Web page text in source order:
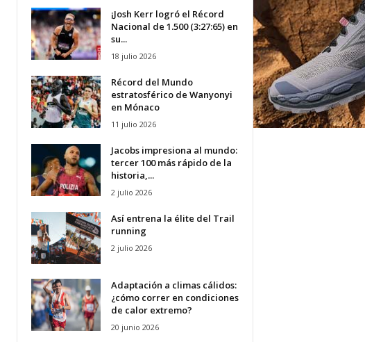
¡Josh Kerr logró el Récord
Nacional de 1.500 (3:27:65) en
su...
18 julio 2026
Récord del Mundo
estratosférico de Wanyonyi
en Mónaco
11 julio 2026
Jacobs impresiona al mundo:
tercer 100 más rápido de la
historia,...
2 julio 2026
Así entrena la élite del Trail
running
2 julio 2026
Adaptación a climas cálidos:
¿cómo correr en condiciones
de calor extremo?
20 junio 2026